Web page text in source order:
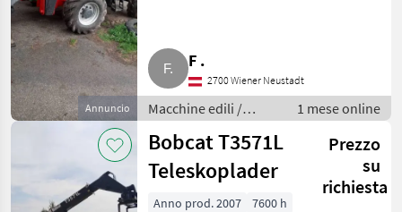
Annuncio
F .
2700 Wiener Neustadt
Macchine edili /
Caricatori telescopici
1 mese online
Bobcat T3571L
Teleskoplader
Prezzo
su
richiesta
Anno prod. 2007 7600 h